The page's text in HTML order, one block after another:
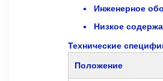
Инженерное
Низкое
Технические
Положение